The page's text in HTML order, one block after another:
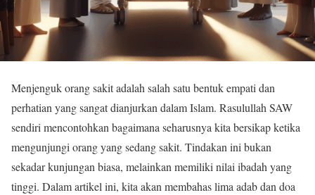
Menjenguk orang sakit adalah salah satu bentuk empati dan
perhatian yang sangat dianjurkan dalam Islam. Rasulullah SAW
sendiri mencontohkan bagaimana seharusnya kita bersikap ketika
mengunjungi orang yang sedang sakit. Tindakan ini bukan
sekadar kunjungan biasa, melainkan memiliki nilai ibadah yang
tinggi. Dalam artikel ini, kita akan membahas lima adab dan doa